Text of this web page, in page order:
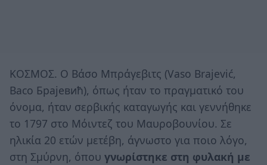
ΚΟΣΜΟΣ. Ο Βάσο Μπράγεβιτς (Vaso Brajević,
Васо Брајевић), όπως ήταν το πραγματικό του
όνομα, ήταν σερβικής καταγωγής και γεννήθηκε
το 1797 στο Μόιντεζ του Μαυροβουνίου. Σε
ηλικία 20 ετών μετέβη, άγνωστο για ποιο λόγο,
στη Σμύρνη, όπου γνωρίστηκε στη φυλακή με